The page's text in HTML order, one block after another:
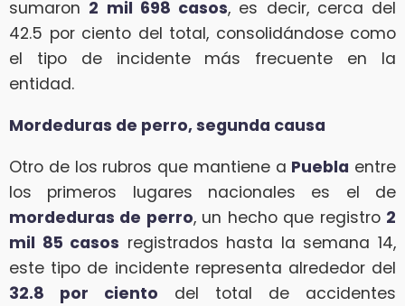
sumaron 2 mil 698 casos, es decir, cerca del
42.5 por ciento del total, consolidándose como
el tipo de incidente más frecuente en la
entidad.
Mordeduras de perro, segunda causa
Otro de los rubros que mantiene a Puebla entre
los primeros lugares nacionales es el de
mordeduras de perro, un hecho que registro 2
mil 85 casos registrados hasta la semana 14,
este tipo de incidente representa alrededor del
32.8 por ciento del total de accidentes